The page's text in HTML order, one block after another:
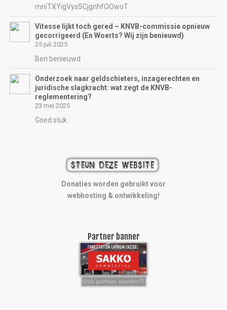
mniTXYigVysSCjgnhfOOwoT
Vitesse lijkt toch gered – KNVB-commissie opnieuw
gecorrigeerd (En Woerts? Wij zijn benieuwd)
25 juli 2025
Ben benieuwd
Onderzoek naar geldschieters, inzagerechten en
juridische slagkracht: wat zegt de KNVB-
reglementering?
23 mei 2025
Goed stuk
Donaties worden gebruikt voor
webhosting & ontwikkeling!
Partner banner